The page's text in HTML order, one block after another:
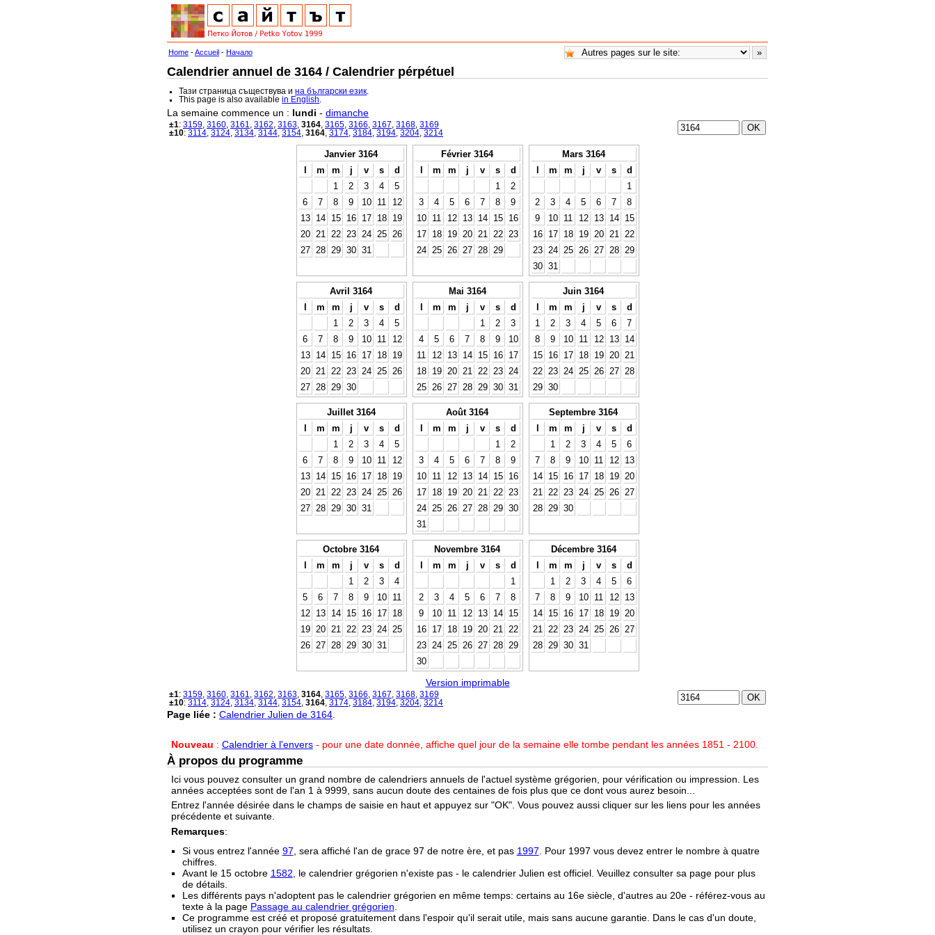
Home -Accueil - Начало
Calendrier annuel de 3164 / Calendrier pérpétuel
Тази страница съществува ина български език
This page is also availablein English
La semaine commence un : lundi - dimanche
±1: 3159 3160 3161 3162 3163 3164 3165 3166 3167 3168 3169
±10: 3114 3124 3134 3144 3154 3164 3174 3184 3194 3204 3214
Janvier 3164
l
m m j v s
d
1
2 3 4
5
6
7 8 9 10 11
12
13
14 15 16 17 18
19
20
21 22 23 24 25
26
27
28 29 30 31
Février 3164
l
m m j v s
d
1
2
3
4 5 6 7 8
9
10
11 12 13 14 15
16
17
18 19 20 21 22
23
24
25 26 27 28 29
Mars 3164
l
m m j v s
d
1
2
3 4 5 6 7
8
9
10 11 12 13 14
15
16
17 18 19 20 21
22
23
24 25 26 27 28
29
30 31
Avril 3164
l
m m j v s
d
1
2 3 4
5
6
7 8 9 10 11
12
13
14 15 16 17 18
19
20
21 22 23 24 25
26
27
28 29 30
Mai 3164
l
m m j v s
d
1
2
3
4
5 6 7 8 9
10
11
12 13 14 15 16
17
18
19 20 21 22 23
24
25
26 27 28 29 30 31
Juin 3164
l
m m j v s
d
1
2 3 4 5 6
7
8
9 10 11 12 13
14
15
16 17 18 19 20
21
22
23 24 25 26 27
28
29 30
Juillet 3164
l
m m j v s
d
1
2 3 4
5
6
7 8 9 10 11
12
13
14 15 16 17 18
19
20
21 22 23 24 25
26
27
28 29 30 31
Août 3164
l
m m j v s
d
1
2
3
4 5 6 7 8
9
10
11 12 13 14 15
16
17
18 19 20 21 22
23
24
25 26 27 28 29 30
31
Septembre 3164
l
m m j v s
d
1
2 3 4 5
6
7
8 9 10 11 12
13
14
15 16 17 18 19
20
21
22 23 24 25 26
27
28
29 30
Octobre 3164
l
m m j v s
d
1
2 3
4
5
6 7 8 9 10
11
12
13 14 15 16 17
18
19
20 21 22 23 24
25
26
27 28 29 30 31
Novembre 3164
l
m m j v s
d
1
2
3 4 5 6 7
8
9
10 11 12 13 14
15
16
17 18 19 20 21
22
23
24 25 26 27 28
29
30
Décembre 3164
l
m m j v s
d
1
2 3 4 5
6
7
8 9 10 11 12
13
14
15 16 17 18 19
20
21
22 23 24 25 26
27
28
29 30 31
Version imprimable
±1: 3159 3160 3161 3162 3163 3164 3165 3166 3167 3168 3169
±10: 3114 3124 3134 3144 3154 3164 3174 3184 3194 3204 3214
Page liée : Calendrier Julien de 3164
Nouveau : Calendrier à l'envers- pour une date donnée, affiche quel jour de la semaine elle tombe pendant les années 1851 - 2100.
À propos du programme
Ici vous pouvez consulter un grand nombre de calendriers annuels de l'actuel système grégorien, pour vérification ou impression. Les
années acceptées sont de l'an 1 à 9999, sans aucun doute des centaines de fois plus que ce dont vous aurez besoin...
Entrez l'année désirée dans le champs de saisie en haut et appuyez sur "OK". Vous pouvez aussi cliquer sur les liens pour les années
précédente et suivante.
Remarques:
Si vous entrez l'année 97 , sera affiché l'an de grace 97 de notre ère, et pas 1997 . Pour 1997 vous devez entrer le nombre à quatre
chiffres.
Avant le 15 octobre 1582 , le calendrier grégorien n'existe pas - le calendrier Julien est officiel. Veuillez consulter sa page pour plus
de détails.
Les différents pays n'adoptent pas le calendrier grégorien en même temps: certains au 16e siècle, d'autres au 20e - référez-vous au
texte à la page Passage au calendrier grégorien
Ce programme est créé et proposé gratuitement dans l'espoir qu'il serait utile, mais sans aucune garantie. Dans le cas d'un doute,
utilisez un crayon pour vérifier les résultats.